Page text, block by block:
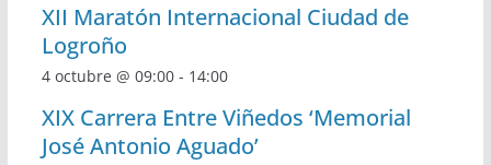
XII Maratón Internacional Ciudad de
Logroño
4 octubre @ 09:00- 14:00
XIX Carrera Entre Viñedos ‘Memorial
José Antonio Aguado’